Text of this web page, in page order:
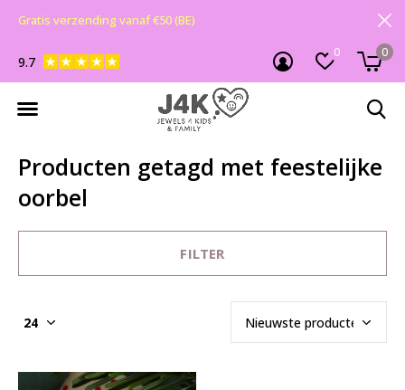
0 0
9.7
Gratis verzending vanaf €50 (BE)
Producten getagd met feestelijke
oorbel
FILTER